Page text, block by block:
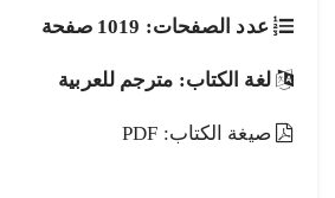
عدد الصفحات: 1019 صفحة
لغة الكتاب: مترجم للعربية
صيغة الكتاب: PDF